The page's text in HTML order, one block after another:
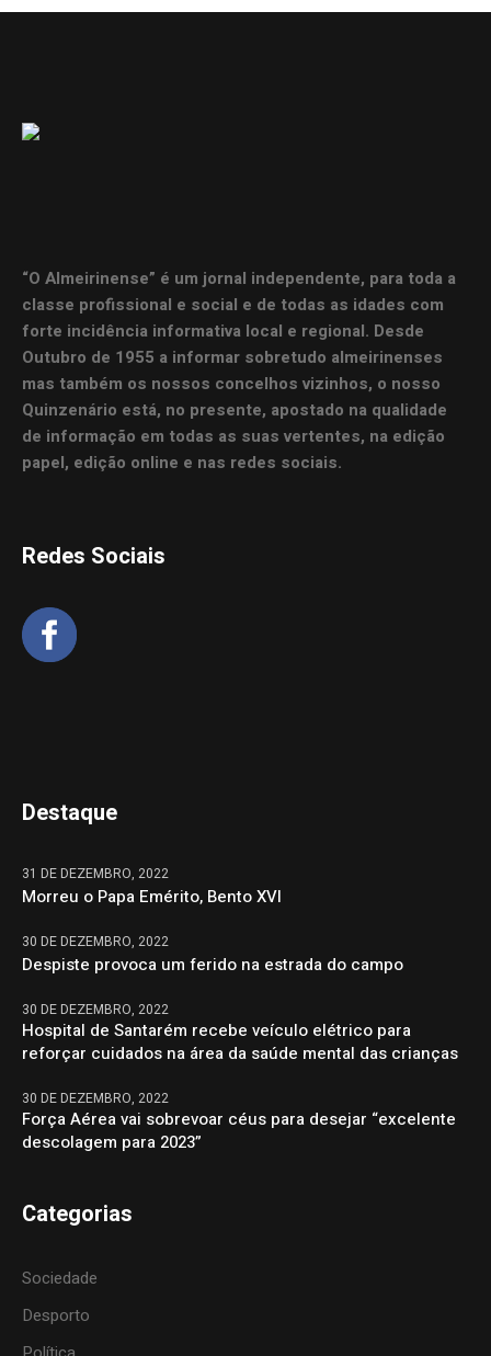
“O Almeirinense” é um jornal independente, para toda a
classe profissional e social e de todas as idades com
forte incidência informativa local e regional. Desde
Outubro de 1955 a informar sobretudo almeirinenses
mas também os nossos concelhos vizinhos, o nosso
Quinzenário está, no presente, apostado na qualidade
de informação em todas as suas vertentes, na edição
papel, edição online e nas redes sociais.
Redes Sociais
Destaque
31 DE DEZEMBRO, 2022
Morreu o Papa Emérito, Bento XVI
30 DE DEZEMBRO, 2022
Despiste provoca um ferido na estrada do campo
30 DE DEZEMBRO, 2022
Hospital de Santarém recebe veículo elétrico para
reforçar cuidados na área da saúde mental das crianças
30 DE DEZEMBRO, 2022
Força Aérea vai sobrevoar céus para desejar “excelente
descolagem para 2023”
Categorias
Sociedade
Desporto